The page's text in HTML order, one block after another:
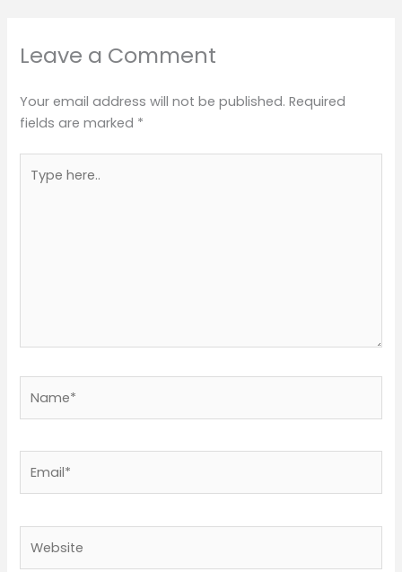
Leave a Comment
Your email address will not be published. Required
fields are marked *
here..